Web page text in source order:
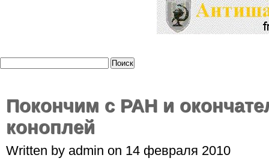
Покончим с РАН и
коноплей
Written by admin on 14 февраля 2010